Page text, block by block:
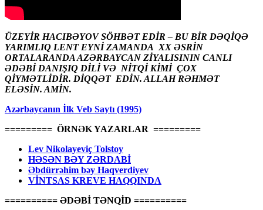
ÜZEYİR HACIBƏYOV SÖHBƏT EDİR – BU BİR DƏQİQƏ
YARIMLIQ LENT EYNİ ZAMANDA XX ƏSRİN
ORTALARANDA AZƏRBAYCAN ZİYALISININ CANLI
ƏDƏBİ DANIŞIQ DİLİ VƏ NİTQİ KİMİ ÇOX
QİYMƏTLİDİR. DİQQƏT EDİN. ALLAH RƏHMƏT
ELƏSİN. AMİN.
Azərbaycanın İlk Veb Saytı (1995)
========= ÖRNƏK YAZARLAR =========
Lev Nikolayeviç Tolstoy
HƏSƏN BƏY ZƏRDABİ
Əbdürrəhim bəy Haqverdiyev
VİNTSAS KREVE HAQQINDA
========== ƏDƏBİ TƏNQİD ==========